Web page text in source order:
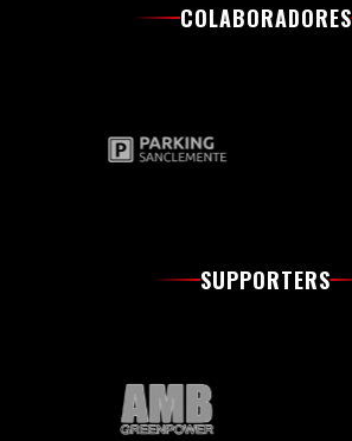
COLABORADORES
SUPPORTERS